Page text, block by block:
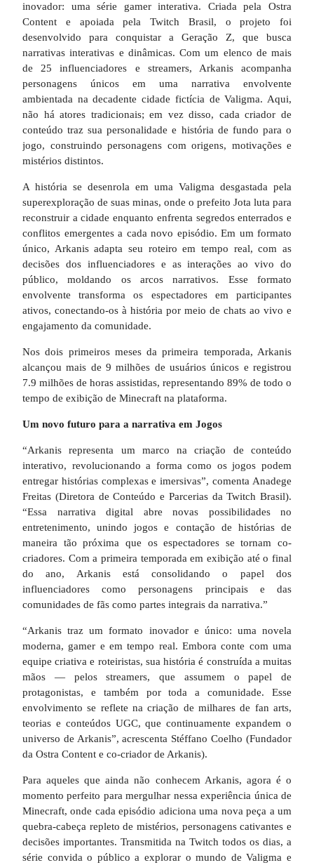
inovador: uma série gamer interativa. Criada pela Ostra
Content e apoiada pela Twitch Brasil, o projeto foi
desenvolvido para conquistar a Geração Z, que busca
narrativas interativas e dinâmicas. Com um elenco de mais
de 25 influenciadores e streamers, Arkanis acompanha
personagens únicos em uma narrativa envolvente
ambientada na decadente cidade fictícia de Valigma. Aqui,
não há atores tradicionais; em vez disso, cada criador de
conteúdo traz sua personalidade e história de fundo para o
jogo, construindo personagens com origens, motivações e
mistérios distintos.
A história se desenrola em uma Valigma desgastada pela
superexploração de suas minas, onde o prefeito Jota luta para
reconstruir a cidade enquanto enfrenta segredos enterrados e
conflitos emergentes a cada novo episódio. Em um formato
único, Arkanis adapta seu roteiro em tempo real, com as
decisões dos influenciadores e as interações ao vivo do
público, moldando os arcos narrativos. Esse formato
envolvente transforma os espectadores em participantes
ativos, conectando-os à história por meio de chats ao vivo e
engajamento da comunidade.
Nos dois primeiros meses da primeira temporada, Arkanis
alcançou mais de 9 milhões de usuários únicos e registrou
7.9 milhões de horas assistidas, representando 89% de todo o
tempo de exibição de Minecraft na plataforma.
Um novo futuro para a narrativa em Jogos
“Arkanis representa um marco na criação de conteúdo
interativo, revolucionando a forma como os jogos podem
entregar histórias complexas e imersivas”, comenta Anadege
Freitas (Diretora de Conteúdo e Parcerias da Twitch Brasil).
“Essa narrativa digital abre novas possibilidades no
entretenimento, unindo jogos e contação de histórias de
maneira tão próxima que os espectadores se tornam co-
criadores. Com a primeira temporada em exibição até o final
do ano, Arkanis está consolidando o papel dos
influenciadores como personagens principais e das
comunidades de fãs como partes integrais da narrativa.”
“Arkanis traz um formato inovador e único: uma novela
moderna, gamer e em tempo real. Embora conte com uma
equipe criativa e roteiristas, sua história é construída a muitas
mãos — pelos streamers, que assumem o papel de
protagonistas, e também por toda a comunidade. Esse
envolvimento se reflete na criação de milhares de fan arts,
teorias e conteúdos UGC, que continuamente expandem o
universo de Arkanis”, acrescenta Stéffano Coelho (Fundador
da Ostra Content e co-criador de Arkanis).
Para aqueles que ainda não conhecem Arkanis, agora é o
momento perfeito para mergulhar nessa experiência única de
Minecraft, onde cada episódio adiciona uma nova peça a um
quebra-cabeça repleto de mistérios, personagens cativantes e
decisões importantes. Transmitida na Twitch todos os dias, a
série convida o público a explorar o mundo de Valigma e